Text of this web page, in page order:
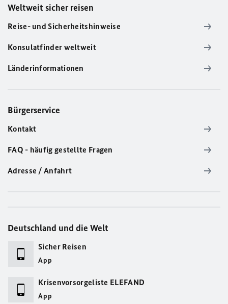
Weltweit sicher reisen
Reise- und Sicherheitshinweise
Konsulatfinder weltweit
Länderinformationen
Bürgerservice
Kontakt
FAQ - häufig gestellte Fragen
Adresse / Anfahrt
Deutschland und die Welt
Sicher Reisen
App
Krisenvorsorgeliste ELEFAND
App